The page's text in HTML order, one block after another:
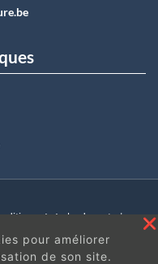
générales de vente |
BE50 0012 6285 4518
pour améliorer
de son site.